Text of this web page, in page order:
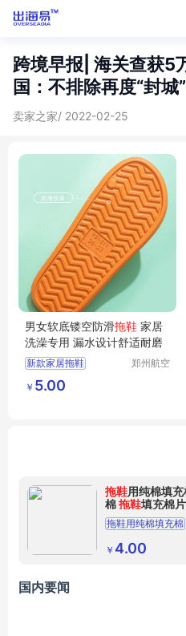
跨境早报| 海关查获5
国：不排除再度“封城”
卖家之家/ 2022-02-25
男女软底镂空防滑拖鞋 家居
洗澡专用 漏水设计舒适耐磨
新款家居拖鞋
洗澡漏水拖鞋
男女软底镂空防滑拖鞋
郑州航空
￥ 5.00
拖鞋用纯棉填充
棉拖鞋填充棉
拖鞋用纯棉填充棉
拖鞋用纯棉絮片
拖鞋用填充纯棉针
￥ 4.00
国内要闻